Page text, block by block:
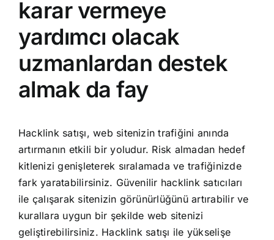
karar vermeye
yardımcı olacak
uzmanlardan destek
almak da fay
Hacklink satışı, web sitenizin trafiğini anında
artırmanın etkili bir yoludur. Risk almadan hedef
kitlenizi genişleterek sıralamada ve trafiğinizde
fark yaratabilirsiniz. Güvenilir hacklink satıcıları
ile çalışarak sitenizin görünürlüğünü artırabilir ve
kurallara uygun bir şekilde web sitenizi
geliştirebilirsiniz. Hacklink satışı ile yükselişe